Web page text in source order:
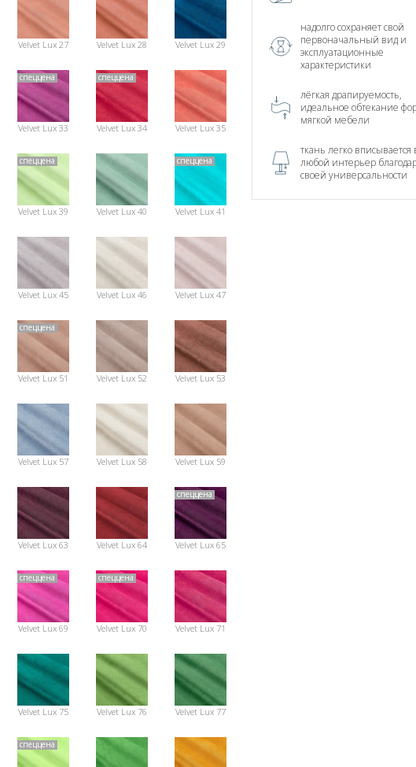
Velvet Lux 27 Velvet Lux 28 Velvet Lux 29
спеццена
Velvet Lux 33
спеццена
Velvet Lux 34 Velvet Lux 35
спеццена
Velvet Lux 39 Velvet Lux 40
спеццена
Velvet Lux 41
Velvet Lux 45 Velvet Lux 46 Velvet Lux 47
спеццена
Velvet Lux 51 Velvet Lux 52 Velvet Lux 53
Velvet Lux 57 Velvet Lux 58 Velvet Lux 59
Velvet Lux 63 Velvet Lux 64
спеццена
Velvet Lux 65
спеццена
Velvet Lux 69
спеццена
Velvet Lux 70 Velvet Lux 71
Velvet Lux 75 Velvet Lux 76 Velvet Lux 77
спеццена
надолго сохраняет свой
первоначальный вид и
эксплуатационные
характеристики
лёгкая драпируемость,
идеальное обтекание
мягкой мебели
ткань легко вписывается
любой интерьер
своей универсальности